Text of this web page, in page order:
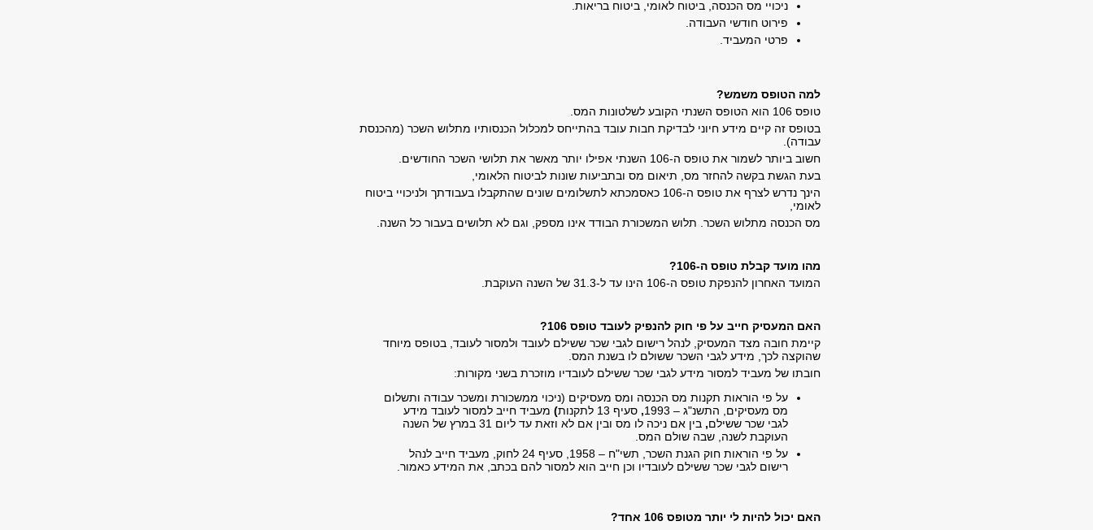
ניכויי מס הכנסה, ביטוח לאומי, ביטוח בריאות.
פירוט חודשי העבודה.
פרטי המעביד.
למה הטופס משמש?
טופס 106 הוא הטופס השנתי הקובע לשלטונות המס.
בטופס זה קיים מידע חיוני לבדיקת חבות עובד בהתייחס למכלול הכנסותיו מתלוש השכר (מהכנסת
עבודה).
חשוב ביותר לשמור את טופס ה-106 השנתי אפילו יותר מאשר את תלושי השכר החודשים.
בעת הגשת בקשה להחזר מס, תיאום מס ובתביעות שונות לביטוח הלאומי,
הינך נדרש לצרף את טופס ה-106 כאסמכתא לתשלומים שונים שהתקבלו בעבודתך ולניכויי ביטוח
לאומי,
מס הכנסה מתלוש השכר. תלוש המשכורת הבודד אינו מספק, וגם לא תלושים בעבור כל השנה.
מהו מועד קבלת טופס ה-106?
המועד האחרון להנפקת טופס ה-106 הינו עד ל-31.3 של השנה העוקבת.
האם המעסיק חייב על פי חוק להנפיק לעובד טופס 106?
קיימת חובה מצד המעסיק, לנהל רישום לגבי שכר ששילם לעובד ולמסור לעובד, בטופס מיוחד
שהוקצה לכך, מידע לגבי השכר ששולם לו בשנת המס.
חובתו של מעביד למסור מידע לגבי שכר ששילם לעובדיו מוזכרת בשני מקורות:
על פי הוראות תקנות מס הכנסה ומס מעסיקים (ניכוי ממשכורת ומשכר עבודה ותשלום
מס מעסיקים, התשנ"ג – 1993
, סעיף 13 לתקנות ) מעביד חייב למסור לעובד מידע
לגבי שכר ששילם,
בין אם ניכה לו מס ובין אם לא וזאת עד ליום 31 במרץ של השנה
העוקבת לשנה, שבה שולם המס.
על פי הוראות חוק הגנת השכר, תשי"ח – 1958, סעיף 24 לחוק, מעביד חייב לנהל
רישום לגבי שכר ששילם לעובדיו וכן חייב הוא למסור להם בכתב, את המידע כאמור.
האם יכול להיות לי יותר מטופס 106 אחד?